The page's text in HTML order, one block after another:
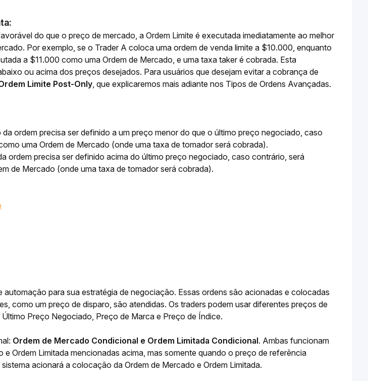
do que o preço de mercado, a Ordem Limite é executada imediatamente ao melhor
Por exemplo, se o Trader A coloca uma ordem de venda limite a $10.000, enquanto
a $11.000 como uma Ordem de Mercado, e uma taxa taker é cobrada. Esta
ou acima dos preços desejados. Para usuários que desejam evitar a cobrança de
Limite Post-Only, que explicaremos mais adiante nos Tipos de Ordens Avançadas.
ordem precisa ser definido a um preço menor do que o último preço negociado, caso
uma Ordem de Mercado (onde uma taxa de tomador será cobrada).
ordem precisa ser definido acima do último preço negociado, caso contrário, será
de Mercado (onde uma taxa de tomador será cobrada).
para sua estratégia de negociação. Essas ordens são acionadas e colocadas
como um preço de disparo, são atendidas. Os traders podem usar diferentes preços de
Preço Negociado, Preço de Marca e Preço de Índice.
Ordem de Mercado Condicional e Ordem Limitada Condicional. Ambas funcionam
e Ordem Limitada mencionadas acima, mas somente quando o preço de referência
acionará a colocação da Ordem de Mercado e Ordem Limitada.